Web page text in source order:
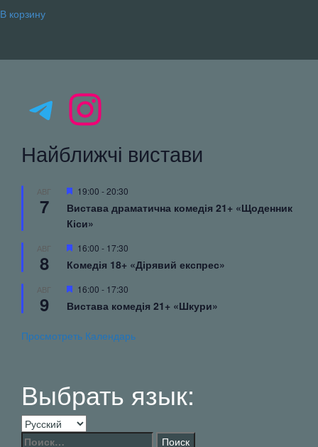
В корзину
Telegram
Instagram
Найближчі вистави
АВГ
7
Популярные
19:00 -20:30
Вистава драматична комедія 21+ «Щоденник
Кіси»
АВГ
8
Популярные
16:00 - 17:30
Комедія 18+ «Дірявий експрес»
АВГ
9
Популярные
16:00 - 17:30
Вистава комедія 21+ «Шкури»
Просмотреть Календарь
Выбрать язык:
Выбрать
язык:
Найти: